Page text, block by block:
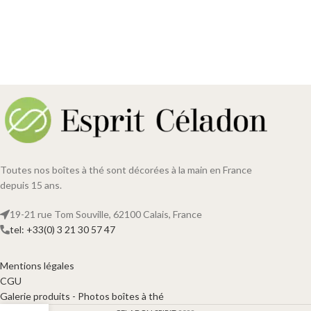
Toutes nos boîtes à thé sont décorées à la main en France
depuis 15 ans.
19-21 rue Tom Souville, 62100 Calais, France
tel: +33(0) 3 21 30 57 47
Mentions légales
CGU
Galerie produits - Photos boîtes à thé